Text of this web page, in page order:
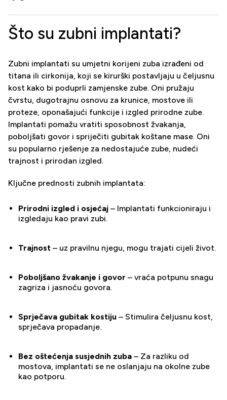
Što su zubni implantati?
Zubni implantati su umjetni korijeni zuba izrađeni od
titana ili cirkonija, koji se kirurški postavljaju u čeljusnu
kost kako bi poduprli zamjenske zube. Oni pružaju
čvrstu, dugotrajnu osnovu za krunice, mostove ili
proteze, oponašajući funkcije i izgled prirodne zube.
Implantati pomažu vratiti sposobnost žvakanja,
poboljšati govor i spriječiti gubitak koštane mase. Oni
su popularno rješenje za nedostajuće zube, nudeći
trajnost i prirodan izgled.
Ključne prednosti zubnih implantata:
Prirodni izgled i osjećaj – Implantati funkcioniraju i
izgledaju kao pravi zubi.
Trajnost – uz pravilnu njegu, mogu trajati cijeli život.
Poboljšano žvakanje i govor – vraća potpunu snagu
zagriza i jasnoću govora.
Sprječava gubitak kostiju – Stimulira čeljusnu kost,
sprječava propadanje.
Bez oštećenja susjednih zuba – Za razliku od
mostova, implantati se ne oslanjaju na okolne zube
kao potporu.